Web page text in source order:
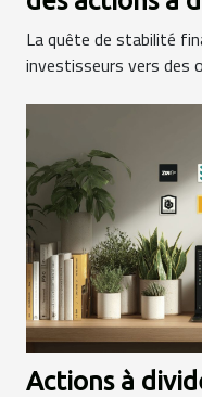
La quête de stabilité
investisseurs vers des
Actions à